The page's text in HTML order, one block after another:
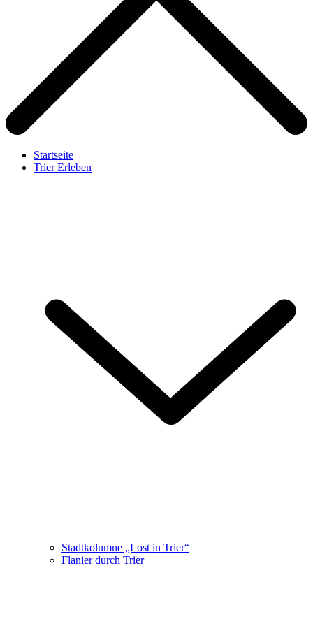
Startseite
Trier Erleben
Stadtkolumne „Lost in Trier“
Flanier durch Trier